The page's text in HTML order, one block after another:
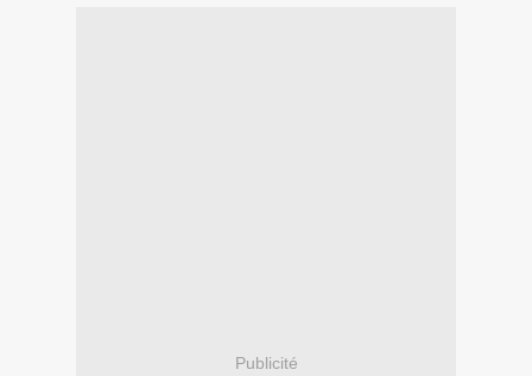
Publicité